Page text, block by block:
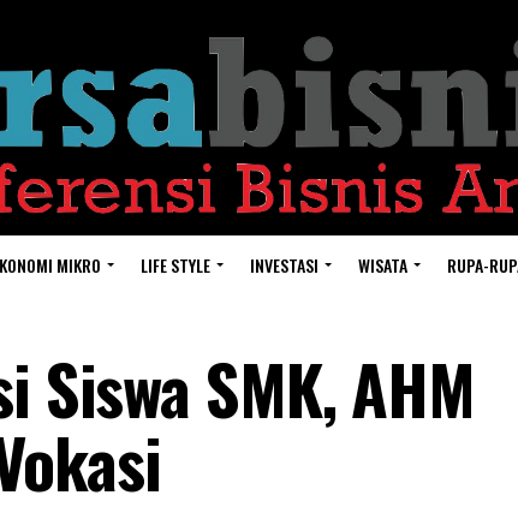
MIKRO LIFE STYLE INVESTASI WISATA RUPA-
Siswa SMK, AHM